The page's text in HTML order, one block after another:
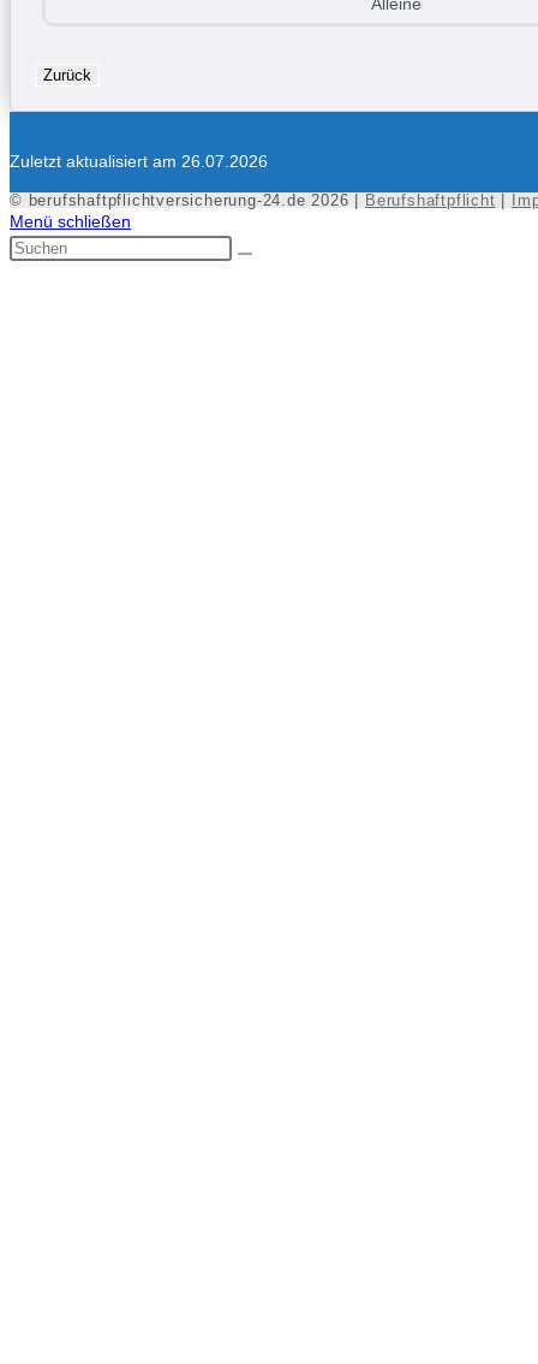
Zurück
Zuletzt aktualisiert am 26.07.2026
© berufshaftpflichtversicherung-24.de 2026 | Berufshaftpflicht
Menü schließen